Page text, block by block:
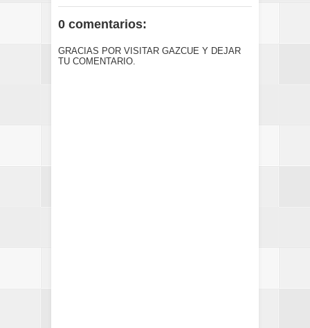
0 comentarios:
GRACIAS POR VISITAR GAZCUE Y DEJAR
TU COMENTARIO.